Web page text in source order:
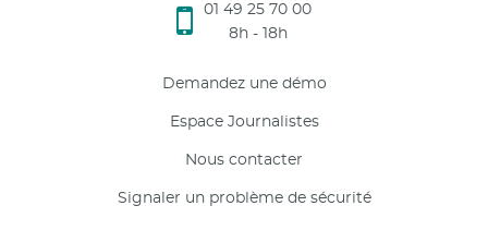
01 49 25 70 00
8h - 18h
Demandez une démo
Espace Journalistes
Nous contacter
Signaler un problème de sécurité